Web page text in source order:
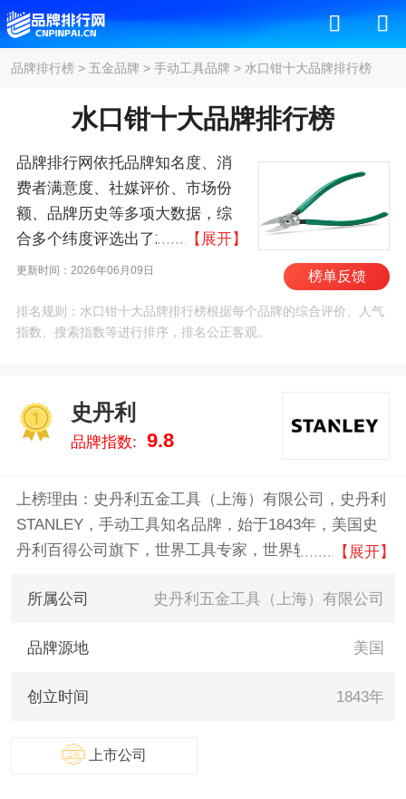
品牌排行榜> 五金品牌 > 手动工具品牌 > 水口钳十大品牌排行榜
水口钳十大品牌排行榜
品牌排行网依托品牌知名度、消
费者满意度、社媒评价、市场份
额、品牌历史等多项大数据，综
合多个纬度评选出了2026年水口
钳十大品牌排行榜，其中前十名
克/knipex、伍尔特/Würth、吉多
瑞/GEDORE、得伟/DEWALT、威
可/BACO 。我们致力于用最真实
的数据告诉您水口钳什么牌子
【展开】
更新时间：2026年06月09日 榜单反馈
排名规则：水口钳十大品牌排行榜根据每个品牌的综合评价、人气
指数、搜索指数等进行排序，排名公正客观。
1
史丹利
品牌指数: 9.8
上榜理由：史丹利五金工具（上海）有限公司，史丹利
STANLEY，手动工具知名品牌，始于1843年，美国史
丹利百得公司旗下，世界工具专家，世界较大的紧固类
【展开】
所属公司 史丹利五金工具（上海）有限公司
品牌源地 美国
创立时间 1843年
上市公司